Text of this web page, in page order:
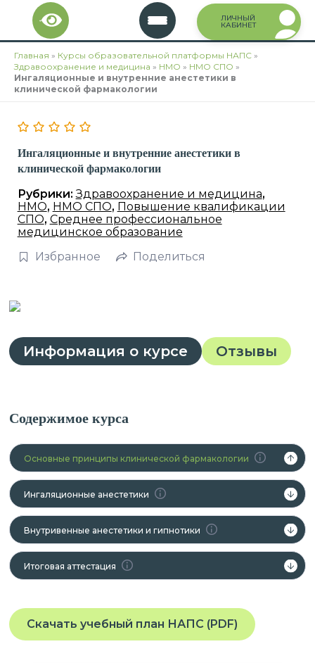
Перейти
содержимому
ЛИЧНЫЙ
КАБИНЕТ
Главная » Курсы образовательной платформы НАПС »
Здравоохранение и медицина » НМО » НМО СПО »
Ингаляционные и внутренние анестетики в
клинической фармакологии
Ингаляционные и внутренние анестетики в
клинической фармакологии
Рубрики:Здравоохранение и медицина,
НМО, НМО СПО, Повышение квалификации
СПО, Среднее профессиональное
медицинское образование
Избранное
Поделиться
Информация о курсе Отзывы
Содержимое курса
Основные принципы клинической фармакологии
Ингаляционные анестетики
Внутривенные анестетики и гипнотики
Итоговая аттестация
Скачать учебный план НАПС (PDF)